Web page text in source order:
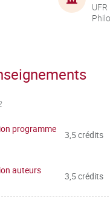
programme
3,5 crédits
auteurs
3,5 crédits